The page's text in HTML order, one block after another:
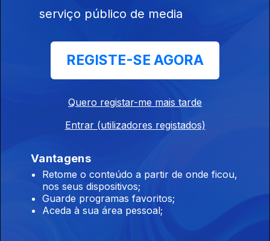
25 nov. 2020
serviço público de media
REGISTE-SE AGORA
Quero registar-me mais tarde
Entrar (utilizadores registados)
Vantagens
Retome o conteúdo a partir de onde ficou,
nos seus dispositivos;
Guarde programas favoritos;
Aceda à sua área pessoal;